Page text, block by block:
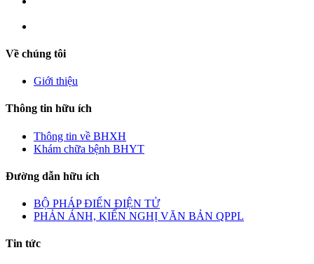
Về chúng tôi
Giới thiệu
Thông tin hữu ích
Thông tin về BHXH
Khám chữa bệnh BHYT
Đường dẫn hữu ích
BỘ PHÁP ĐIỂN ĐIỆN TỬ
PHẢN ÁNH, KIẾN NGHỊ VĂN BẢN QPPL
Tin tức